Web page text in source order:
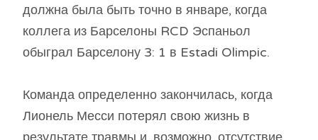
должна была быть точно в январе, когда
коллега из Барселоны RCD Эспаньол
обыграл Барселону 3: 1 в Estadi Olimpic.
Команда определенно закончилась, когда
Лионель Месси потерял свою жизнь в